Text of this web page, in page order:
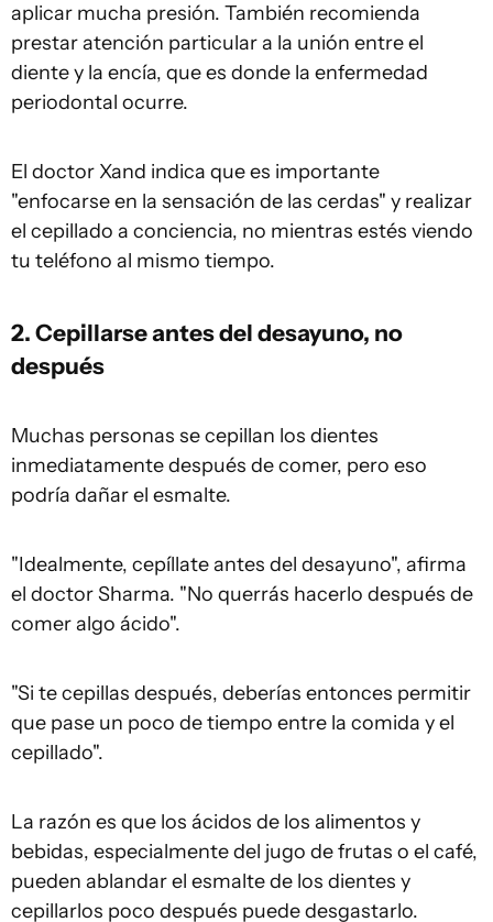
aplicar mucha presión. También recomienda
prestar atención particular a la unión entre el
diente y la encía, que es donde la enfermedad
periodontal ocurre.
El doctor Xand indica que es importante
"enfocarse en la sensación de las cerdas" y realizar
el cepillado a conciencia, no mientras estés viendo
tu teléfono al mismo tiempo.
2. Cepillarse antes del desayuno, no
después
Muchas personas se cepillan los dientes
inmediatamente después de comer, pero eso
podría dañar el esmalte.
"Idealmente, cepíllate antes del desayuno", afirma
el doctor Sharma. "No querrás hacerlo después de
comer algo ácido".
"Si te cepillas después, deberías entonces permitir
que pase un poco de tiempo entre la comida y el
cepillado".
La razón es que los ácidos de los alimentos y
bebidas, especialmente del jugo de frutas o el café,
pueden ablandar el esmalte de los dientes y
cepillarlos poco después puede desgastarlo.